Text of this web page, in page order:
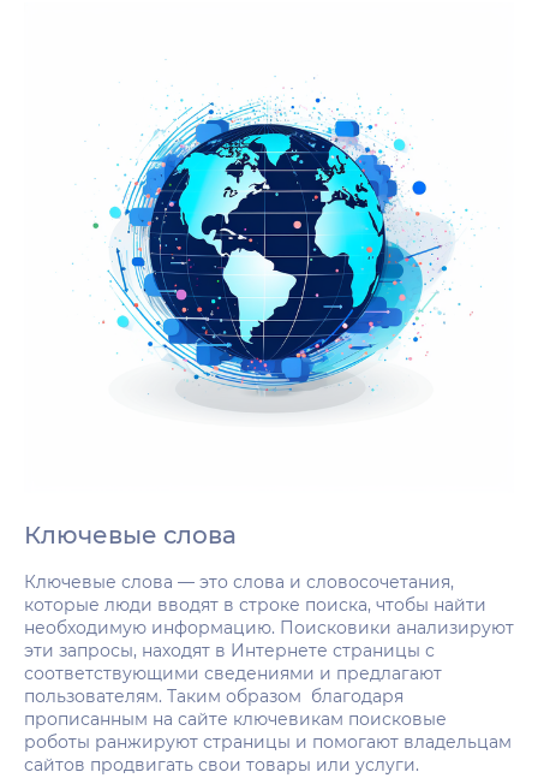
Ключевые слова
Ключевые слова — это слова и словосочетания,
которые люди вводят в строке поиска, чтобы найти
необходимую информацию. Поисковики анализируют
эти запросы, находят в Интернете страницы с
соответствующими сведениями и предлагают
пользователям. Таким образом благодаря
прописанным на сайте ключевикам поисковые
роботы ранжируют страницы и помогают владельцам
сайтов продвигать свои товары или услуги.